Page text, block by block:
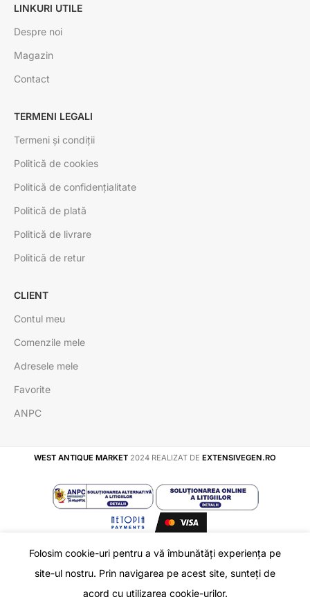
LINKURI UTILE
Despre noi
Magazin
Contact
TERMENI LEGALI
Termeni și condiții
Politică de cookies
Politică de confidențialitate
Politică de plată
Politică de livrare
Politică de retur
CLIENT
Contul meu
Comenzile mele
Adresele mele
Favorite
ANPC
WEST ANTIQUE MARKET 2024 REALIZAT DE EXTENSIVEGEN.RO
Folosim cookie-uri pentru a vă îmbunătăți experiența pe
site-ul nostru. Prin navigarea pe acest site, sunteți de
acord cu utilizarea cookie-urilor.
Inel Lat 1 cm din
165lei
În
ADAUGĂ